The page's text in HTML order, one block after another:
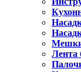
Мешки
Лента